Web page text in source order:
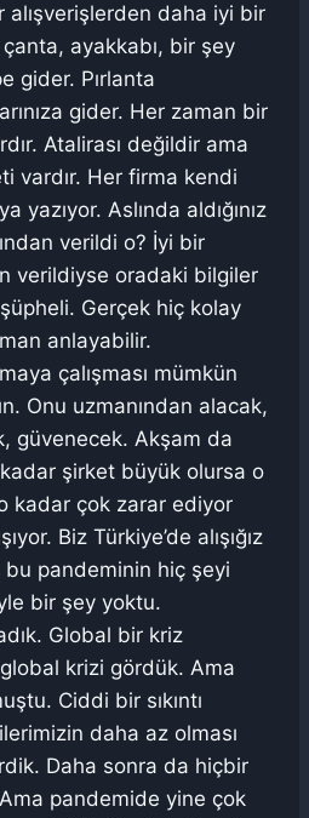
alışverişlerden daha iyi bir
ayakkabı, bir şey
gider. Pırlanta
gider. Her zaman bir
Atalirası değildir ama
vardır. Her firma kendi
yazıyor. Aslında aldığınız
verildi o? İyi bir
verildiyse oradaki bilgiler
Gerçek hiç kolay
anlayabilir.
çalışması mümkün
Onu uzmanından alacak,
güvenecek. Akşam da
şirket büyük olursa o
kadar çok zarar ediyor
Biz Türkiye’de alışığız
pandeminin hiç şeyi
bir şey yoktu.
Global bir kriz
krizi gördük. Ama
Ciddi bir sıkıntı
daha az olması
Daha sonra da hiçbir
pandemide yine çok